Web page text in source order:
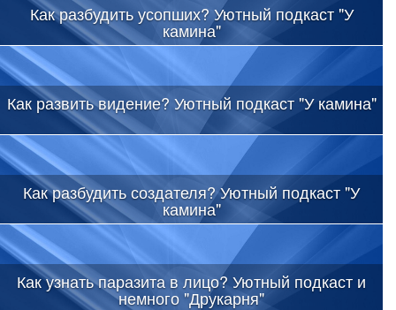
Как разбудить усопших? Уютный подкаст "У
камина"
Как развить видение? Уютный подкаст "У камина"
Как разбудить создателя? Уютный подкаст "У
камина"
Как узнать паразита в лицо? Уютный подкаст и
немного "Друкарня"